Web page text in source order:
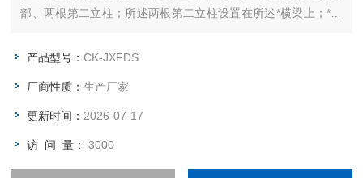
部、两根第二立柱；所述两根第二立柱设置在所述*横梁上；*横
置有两个第四滑轮。
产品型号：CK-JXFDS
厂商性质：生产厂家
更新时间： 2026-07-17
访 问 量：3000